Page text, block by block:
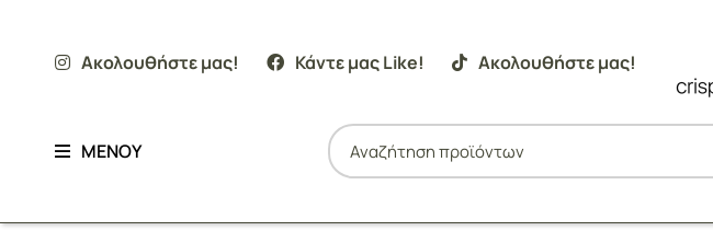
ΜΕΝΟΥ
Ακολουθήστε μας! Κάντε μας Like! Ακολουθήστε μας!